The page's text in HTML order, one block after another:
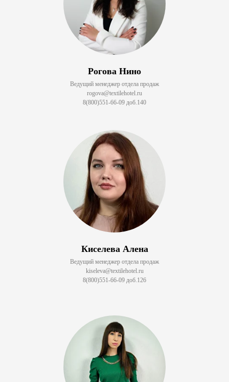
Рогова Нино
Ведущий менеджер отдела продаж
rogova@textilehotel.ru
8(800)551-66-09 доб.140
Киселева Алена
Ведущий менеджер отдела продаж
kiseleva@textilehotel.ru
8(800)551-66-09 доб.126